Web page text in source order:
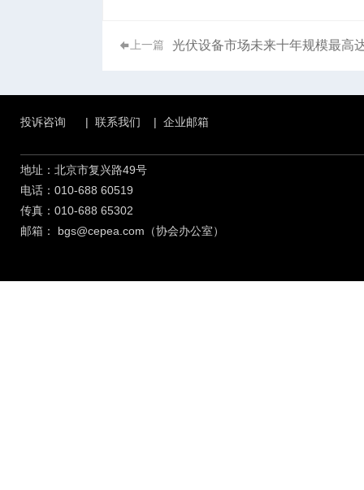
上一篇 光伏设备市场未来十年规模最高
地址：北京市复兴路49号
电话：010-688 60519
传真：010-688 65302
邮箱：
bgs@cepea.com（协会办公室）
投诉咨询 | 联系我们 | 企业邮箱